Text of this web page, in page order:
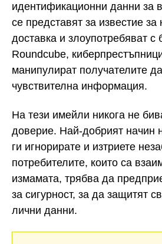
идентификационни данни за
се представят за известие
доставка и злоупотребяват с
Roundcube,
манипулират получателите
чувствителна информация.
На тези имейли никога не
доверие. Най-добрият начин
ги игнорирате и изтриете
потребителите, които са
измамата, трябва да
за сигурност, за да защитят
лични данни.